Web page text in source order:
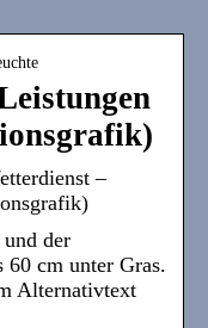
–
der
60 cm unter Gras.
Alternativtext